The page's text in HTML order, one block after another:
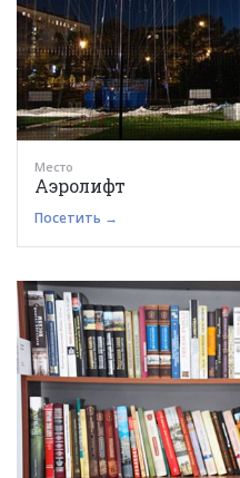
Место
Аэролифт
Посетить →